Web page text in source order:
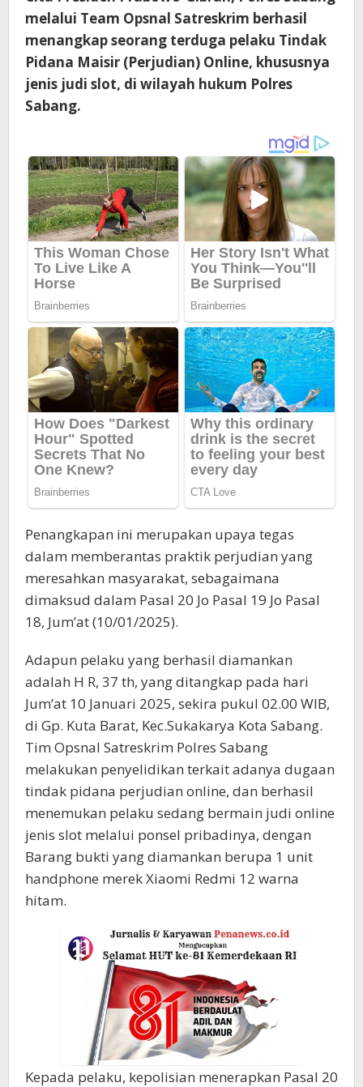
melalui Team Opsnal Satreskrim berhasil
menangkap seorang terduga pelaku Tindak
Pidana Maisir (Perjudian) Online, khususnya
jenis judi slot, di wilayah hukum Polres
Sabang.
Penangkapan ini merupakan upaya tegas
dalam memberantas praktik perjudian yang
meresahkan masyarakat, sebagaimana
dimaksud dalam Pasal 20 Jo Pasal 19 Jo Pasal
18, Jum’at (10/01/2025).
Adapun pelaku yang berhasil diamankan
adalah H R, 37 th, yang ditangkap pada hari
Jum’at 10 Januari 2025, sekira pukul 02.00 WIB,
di Gp. Kuta Barat, Kec.Sukakarya Kota Sabang.
Tim Opsnal Satreskrim Polres Sabang
melakukan penyelidikan terkait adanya dugaan
tindak pidana perjudian online, dan berhasil
menemukan pelaku sedang bermain judi online
jenis slot melalui ponsel pribadinya, dengan
Barang bukti yang diamankan berupa 1 unit
handphone merek Xiaomi Redmi 12 warna
hitam.
Kepada pelaku, kepolisian menerapkan Pasal 20